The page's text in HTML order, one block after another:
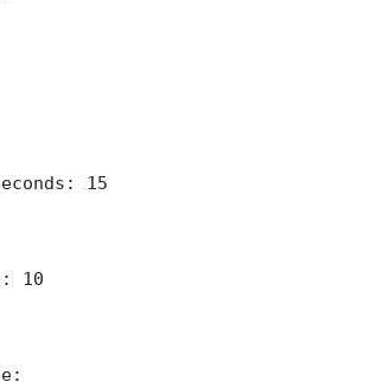
15
10